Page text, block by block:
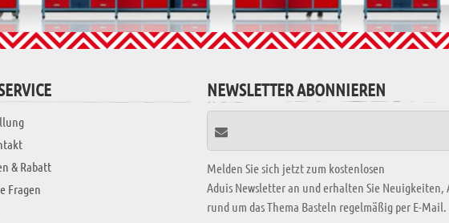
& Rabatt
Fragen
NEWSLETTER ABONNIEREN
Melden Sie sich jetzt zum kostenlosen
Aduis Newsletter an und erhalten Sie Neuigkeiten,
rund um das Thema Basteln regelmäßig per E-Mail.